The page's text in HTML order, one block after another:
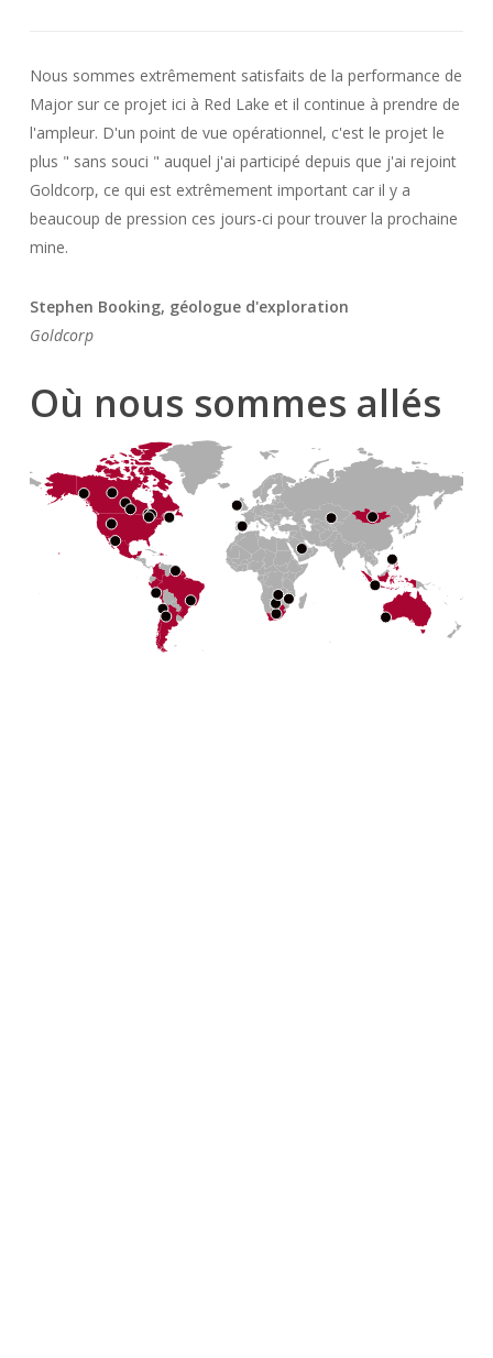
Nous sommes extrêmement satisfaits de la performance de
Major sur ce projet ici à Red Lake et il continue à prendre de
l'ampleur. D'un point de vue opérationnel, c'est le projet le
plus " sans souci " auquel j'ai participé depuis que j'ai rejoint
Goldcorp, ce qui est extrêmement important car il y a
beaucoup de pression ces jours-ci pour trouver la prochaine
mine.
Stephen Booking, géologue d'exploration
Goldcorp
Où nous sommes allés